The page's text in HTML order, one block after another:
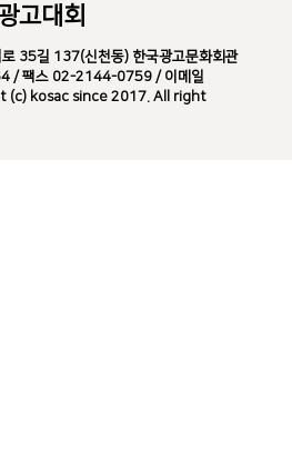
고대회
35길 137(신천동) 한국광고문화회관
/ 팩스 02-2144-0759 / 이메일
(c) kosac since 2017. All right